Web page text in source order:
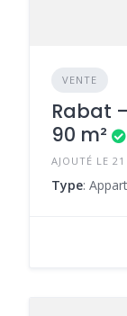
VENTE
Rabat
90 m²
AJOUTÉ LE
Type: